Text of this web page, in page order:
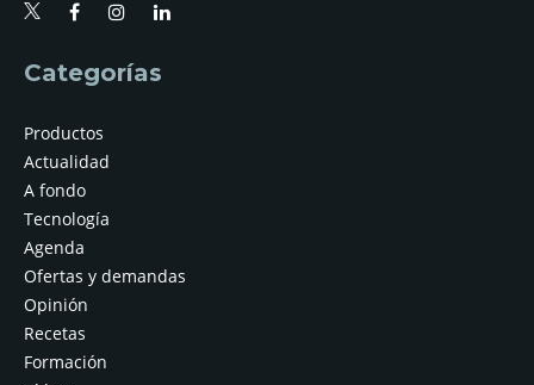
Categorías
Productos
Actualidad
A fondo
Tecnología
Agenda
Ofertas y demandas
Opinión
Recetas
Formación